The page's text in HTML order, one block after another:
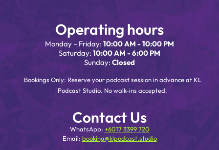
Operating hours
Monday – Friday: 10:00 AM - 10:00 PM
Saturday: 10:00 AM - 6:00 PM
Sunday: Closed
Bookings Only: Reserve your podcast session in advance at KL
Podcast Studio. No walk-ins accepted.
Contact Us
WhatsApp: +6017 3399 720
Email: booking@klpodcast.studio